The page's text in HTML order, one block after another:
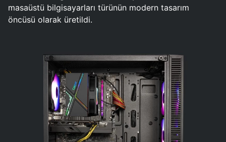
masaüstü bilgisayarları türünün modern tasarım
öncüsü olarak üretildi.